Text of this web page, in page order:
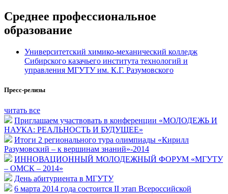
Среднее профессиональное
образование
Университетский химико-механический колледж
Сибирского казачьего института технологий и
управления МГУТУ им. К.Г. Разумовского
Пресс-релизы
читать все
Приглашаем участвовать в конференции «МОЛОДЕЖЬ И
НАУКА: РЕАЛЬНОСТЬ И БУДУЩЕЕ»
Итоги 2 регионального тура олимпиады «Кирилл
Разумовский – к вершинам знаний»-2014
ИННОВАЦИОННЫЙ МОЛОДЕЖНЫЙ ФОРУМ «МГУТУ
– ОМСК – 2014»
День абитуриента в МГУТУ
6 марта 2014 года состоится II этап Всероссийской